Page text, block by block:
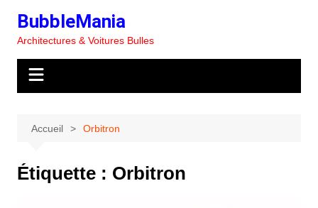
contenu
BubbleMania
Architectures & Voitures Bulles
Accueil Orbitron
Étiquette : Orbitron